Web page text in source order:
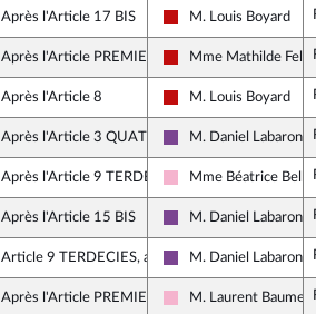
Après l'Article 17 BIS
La France insoumise
M. Louis Boyard
Après l'Article PREMIER
La France insoumise
Mme Mathilde Feld
Après l'Article 8
La France insoumise
M. Louis Boyard
Après l'Article 3 QUATER
Ensemble pour la
M. Daniel
Après l'Article 9 TERDECIES
Socialistes et
Mme Béatrice
Après l'Article 15 BIS
Ensemble pour la
M. Daniel
Article 9 TERDECIES, alinéa 5
Ensemble pour la
M. Daniel
Après l'Article PREMIER BIS
Socialistes et
M. Laurent Baumel